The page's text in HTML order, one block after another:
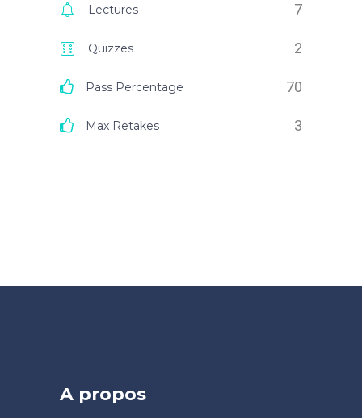
Lectures 7
Quizzes 2
Pass Percentage 70
Max Retakes 3
A propos